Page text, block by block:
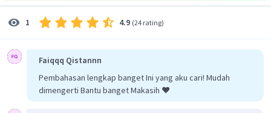
1 4.9 (24 rating)
Faiqqq Qistannn
Pembahasan lengkap banget Ini yang aku cari! Mudah
dimengerti Bantu banget Makasih ❤️